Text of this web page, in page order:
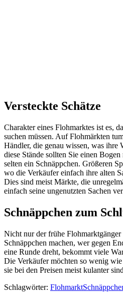
Versteckte Schätze
Charakter eines Flohmarktes ist es,
suchen müssen. Auf Flohmärkten
Händler, die genau wissen, was ihre
diese Stände sollten Sie einen
selten ein Schnäppchen. Größeren
wo die Verkäufer einfach ihre alten
Dies sind meist Märkte, die
einfach seine ungenutzten Sachen
Schnäppchen zum
Nicht nur der frühe Flohmarktgänger
Schnäppchen machen, wer gegen
eine Runde dreht, bekommt viele
Die Verkäufer möchten so wenig
sie bei den Preisen meist kulanter
Schlagwörter: Flohmarkt